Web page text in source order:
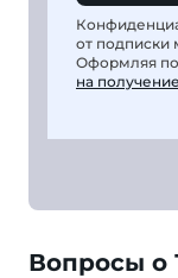
от подписки
Оформляя
на
Вопросы о